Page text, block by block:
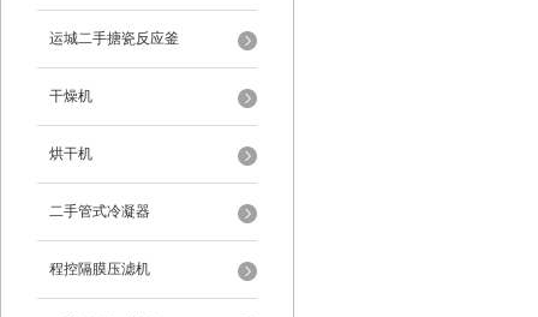
运城二手搪瓷反应釜
干燥机
烘干机
二手管式冷凝器
程控隔膜压滤机